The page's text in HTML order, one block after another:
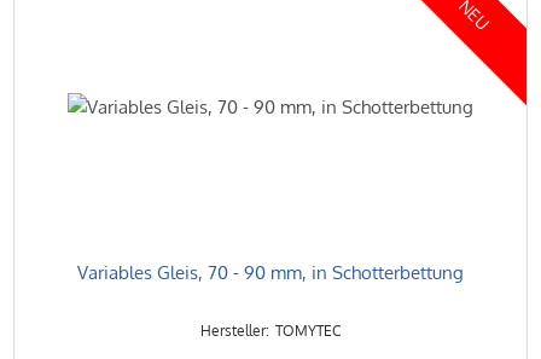
NEU
Variables Gleis, 70 - 90 mm, in Schotterbettung
TOMYTEC